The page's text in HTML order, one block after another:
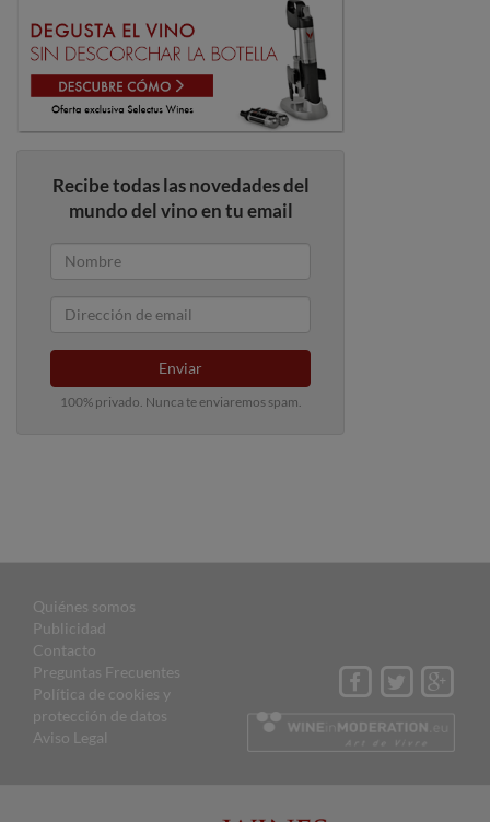
Recibe todas las novedades del
mundo del vino en tu email
Enviar
100% privado. Nunca te enviaremos spam.
Quiénes somos
Publicidad
Contacto
Preguntas Frecuentes
Política de cookies y
protección de datos
Aviso Legal